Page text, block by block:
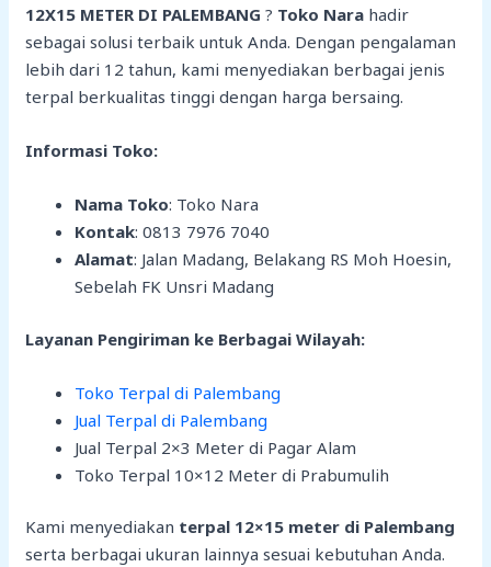
12X15 METER DI PALEMBANG ? Toko Nara hadir
sebagai solusi terbaik untuk Anda. Dengan pengalaman
lebih dari 12 tahun, kami menyediakan berbagai jenis
terpal berkualitas tinggi dengan harga bersaing.
Informasi Toko:
Nama Toko: Toko Nara
Kontak: 0813 7976 7040
Alamat: Jalan Madang, Belakang RS Moh Hoesin,
Sebelah FK Unsri Madang
Layanan Pengiriman ke Berbagai Wilayah:
Toko Terpal di Palembang
Jual Terpal di Palembang
Jual Terpal 2×3 Meter di Pagar Alam
Toko Terpal 10×12 Meter di Prabumulih
Kami menyediakan terpal 12×15 meter di Palembang
serta berbagai ukuran lainnya sesuai kebutuhan Anda.